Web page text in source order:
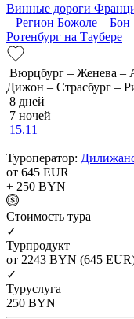
Винные дороги
– Регион Божоле –
Ротенбург на Таубере
Вюрцбург – Женева –
Дижон – Страсбург –
8 дней
7 ночей
15.11
Туроператор:
от 645 EUR
+ 250 BYN
Cтоимость тура
✓
Турпродукт
от 2243 BYN (645
✓
Туруслуга
250 BYN